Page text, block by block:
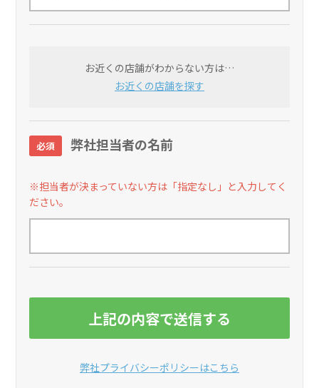
お近くの店舗がわからない方は…
お近くの店舗を探す
必須 弊社担当者の名前
※担当者が決まっていない方は「指定なし」と入力してく
ださい。
弊社プライバシーポリシーはこちら